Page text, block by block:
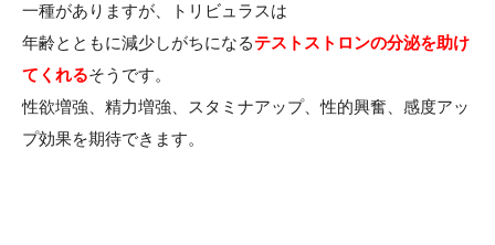
一種がありますが、トリビュラスは
年齢とともに減少しがちになるテストストロンの分泌を助け
てくれるそうです。
性欲増強、精力増強、スタミナアップ、性的興奮、感度アッ
プ効果を期待できます。